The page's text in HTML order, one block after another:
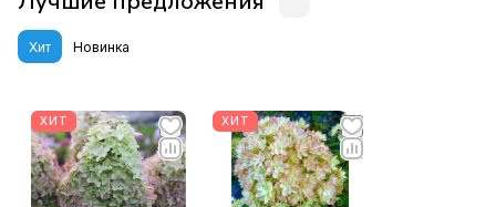
Хит Новинка
ХИТ ХИТ